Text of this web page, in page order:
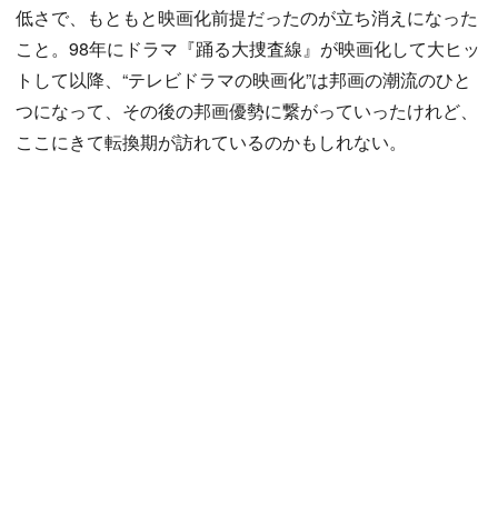
低さで、もともと映画化前提だったのが立ち消えになった
こと。98年にドラマ『踊る大捜査線』が映画化して大ヒッ
トして以降、“テレビドラマの映画化”は邦画の潮流のひと
つになって、その後の邦画優勢に繋がっていったけれど、
ここにきて転換期が訪れているのかもしれない。